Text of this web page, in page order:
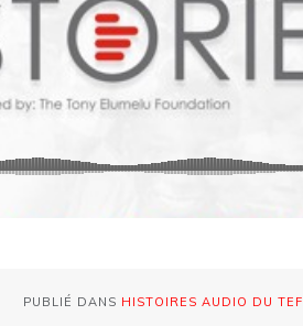
PUBLIÉ DANS HISTOIRES AUDIO DU TEF